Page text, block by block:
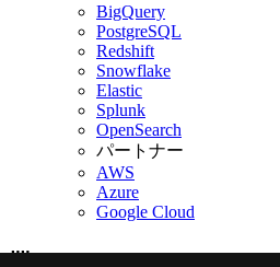
BigQuery
PostgreSQL
Redshift
Snowflake
Elastic
Splunk
OpenSearch
パートナー
AWS
Azure
Google Cloud